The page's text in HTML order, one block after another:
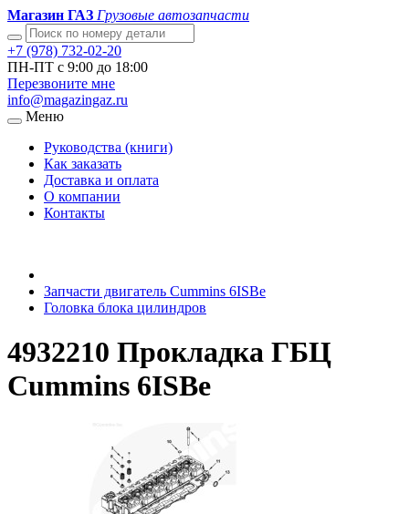
Магазин ГАЗ Грузовые автозапчасти
+7 (978) 732-02-20
ПН-ПТ с 9:00 до 18:00
Перезвоните мне
info@magazingaz.ru
Меню
Руководства (книги)
Как заказать
Доставка и оплата
О компании
Контакты
Запчасти двигатель Cummins 6ISBe
Головка блока цилиндров
4932210 Прокладка ГБЦ
Cummins 6ISBe